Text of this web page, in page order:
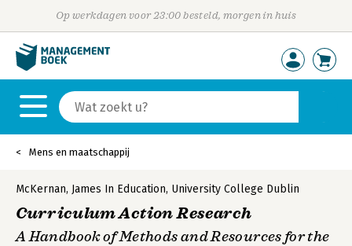
Op werkdagen voor 23:00 besteld, morgen in huis
Mens en maatschappij
McKernan, James In Education, University College Dublin
Curriculum Action Research
A Handbook of Methods and Resources for the